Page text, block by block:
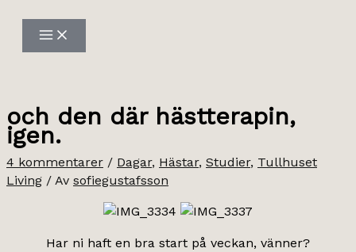
innehåll
och den där hästterapin,
igen.
4 kommentarer / Dagar, Hästar, Studier, Tullhuset
Living / Av sofiegustafsson
Har ni haft en bra start på veckan, vänner?